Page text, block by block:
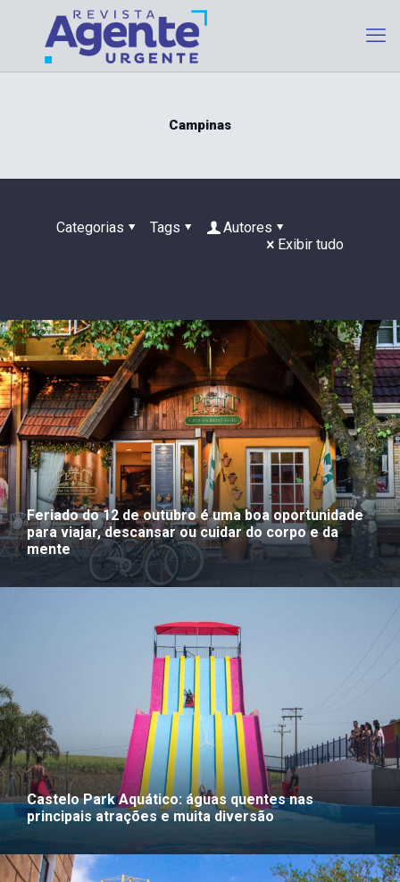
Campinas
Categorias Tags
Autores
Exibir tudo
Feriado do 12 de outubro é uma boa oportunidade
para viajar, descansar ou cuidar do corpo e da
mente
Castelo Park Aquático: águas quentes nas
principais atrações e muita diversão